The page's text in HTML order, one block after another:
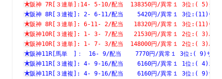
阪神 7R[３連単]:14- 5-10/配当  138350円/異常１
阪神 8R[３連複]: 2- 6-11/配当    5420円/異常１
阪神 8R[３連単]: 6-11- 2/配当   18320円/異常１
阪神10R[３連複]: 1- 3- 7/配当   21530円/異常１ 2位:( 3)パト
阪神10R[３連単]: 1- 7- 3/配当  148000円/異常１ 2位:( 3)パ
阪神11R[馬単　]：　16- 9/配当    7770円/異常１ 3位:( 9)サダ
阪神11R[３連複]: 4- 9-16/配当    6160円/異常１ 1位:( 4)エア
阪神11R[３連複]: 4- 9-16/配当    6160円/異常１ 3位:( 9)サダ